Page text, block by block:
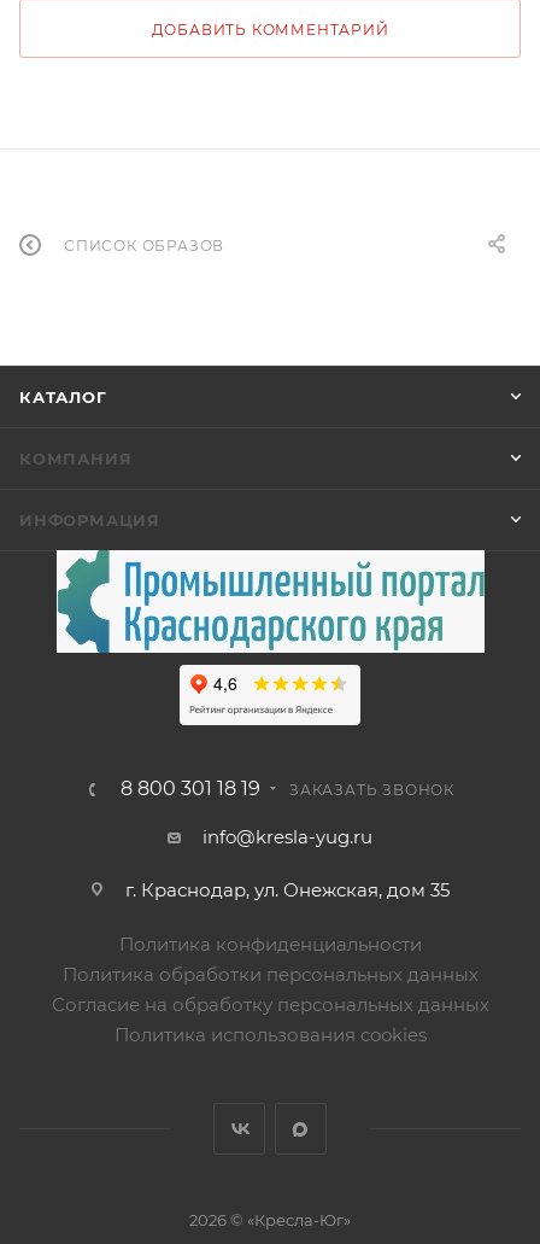
ДОБАВИТЬ КОММЕНТАРИЙ
СПИСОК ОБРАЗОВ
КАТАЛОГ
КОМПАНИЯ
ИНФОРМАЦИЯ
8 800 301 18 19 ЗАКАЗАТЬ ЗВОНОК
info@kresla-yug.ru
г. Краснодар, ул. Онежская, дом 35
Политика конфиденциальности
Политика обработки персональных данных
Согласие на обработку персональных данных
Политика использования cookies
2026 © «Кресла-Юг»